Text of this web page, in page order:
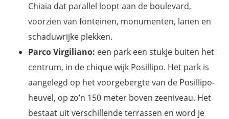
Chiaia dat parallel loopt aan de boulevard,
voorzien van fonteinen, monumenten, lanen en
schaduwrijke plekken.
Parco Virgiliano: een park een stukje buiten het
centrum, in de chique wijk Posillipo. Het park is
aangelegd op het voorgebergte van de Posillipo-
heuvel, op zo’n 150 meter boven zeeniveau. Het
bestaat uit verschillende terrassen en word je